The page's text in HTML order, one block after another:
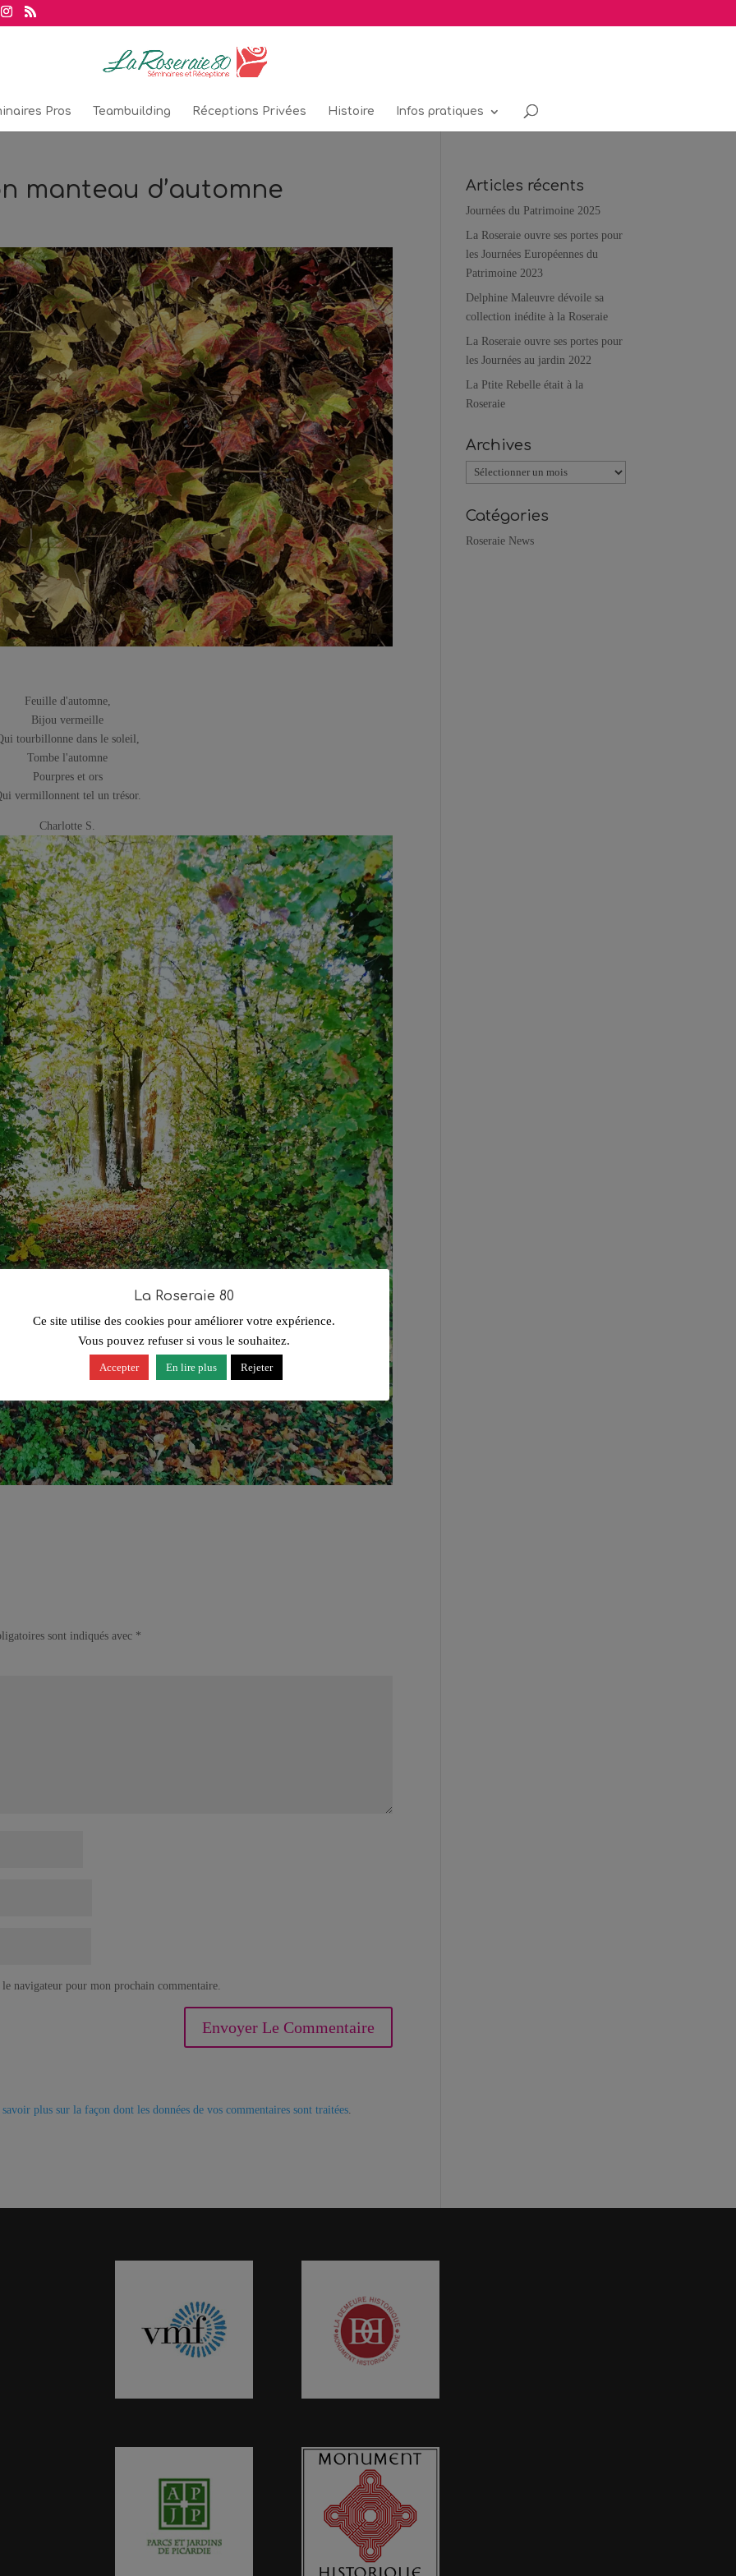
Pros Teambuilding Réceptions Privées Histoire Infos pratiques
manteau d’automne
Feuille d'automne,
Bijou vermeille
tourbillonne dans le soleil,
Tombe l'automne
Pourpres et ors
vermillonnent tel un trésor.
Charlotte S.
sont indiqués avec *
navigateur pour mon prochain commentaire.
plus sur la façon dont les données de vos commentaires sont traitées
Articles récents
Journées du Patrimoine 2025
La Roseraie ouvre ses portes pour
les Journées Européennes du
Patrimoine 2023
Delphine Maleuvre dévoile sa
collection inédite à la Roseraie
La Roseraie ouvre ses portes pour
les Journées au jardin 2022
La Ptite Rebelle était à la
Roseraie
Archives
Archives
Catégories
Roseraie News
La Roseraie 80
Ce site utilise des cookies pour améliorer votre expérience.
Vous pouvez refuser si vous le souhaitez.
Accepter En lire plus Rejeter